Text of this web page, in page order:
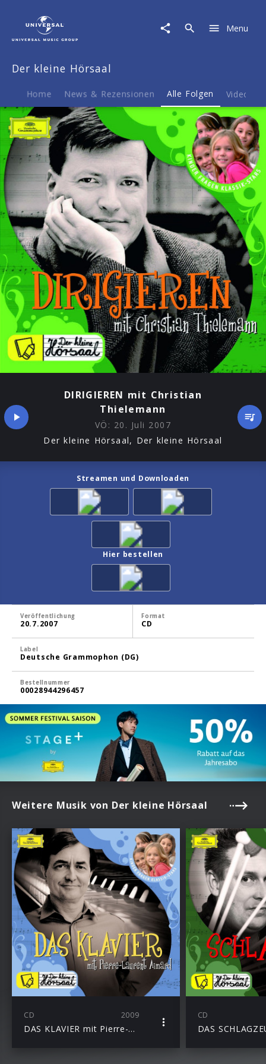
Christian
Thielemann
Menu
Der kleine Hörsaal
Home News & Rezensionen Alle Folgen Videos
DIRIGIEREN mit Christian
Thielemann
VÖ: 20. Juli 2007
Der kleine Hörsaal, Der kleine Hörsaal
Streamen und Downloaden
Hier bestellen
Veröffentlichung
20.7.2007
Format
CD
Label
Deutsche Grammophon (DG)
Bestellnummer
00028944296457
Weitere Musik von Der kleine Hörsaal
CD 2009
DAS KLAVIER mit Pierre-Laurent Aimard
CD